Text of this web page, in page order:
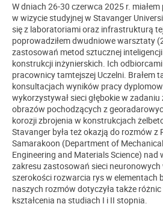
W dniach 26-30 czerwca 2025 r.
w wizycie studyjnej w Stavanger
się z laboratoriami oraz infrastrukturą
poprowadziłem dwudniowe warsztaty
zastosowań metod sztucznej
konstrukcji inżynierskich. Ich
pracownicy tamtejszej Uczelni. Brałem
konsultacjach wyników pracy
wykorzystywał sieci głębokie w
obrazów pochodzących z
korozji zbrojenia w konstrukcjach
Stavanger była też okazją do rozmów z
Samarakoon (Department of
Engineering and Materials Science)
zakresu zastosowań sieci
szerokości rozwarcia rys w elementach
naszych rozmów dotyczyła także
kształcenia na studiach I i II stopnia.